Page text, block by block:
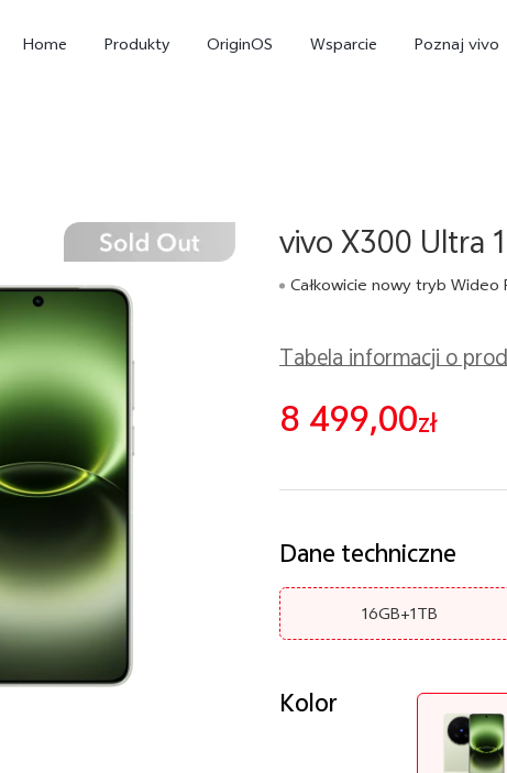
Home Produkty OriginOS Wsparcie Poznaj vivo
X300 Pro X300
vivo X300 Ultra
Całkowicie nowy tryb Wideo
Tabela informacji o
8 499,00zł
Dane techniczne
16GB+1TB
Kolor